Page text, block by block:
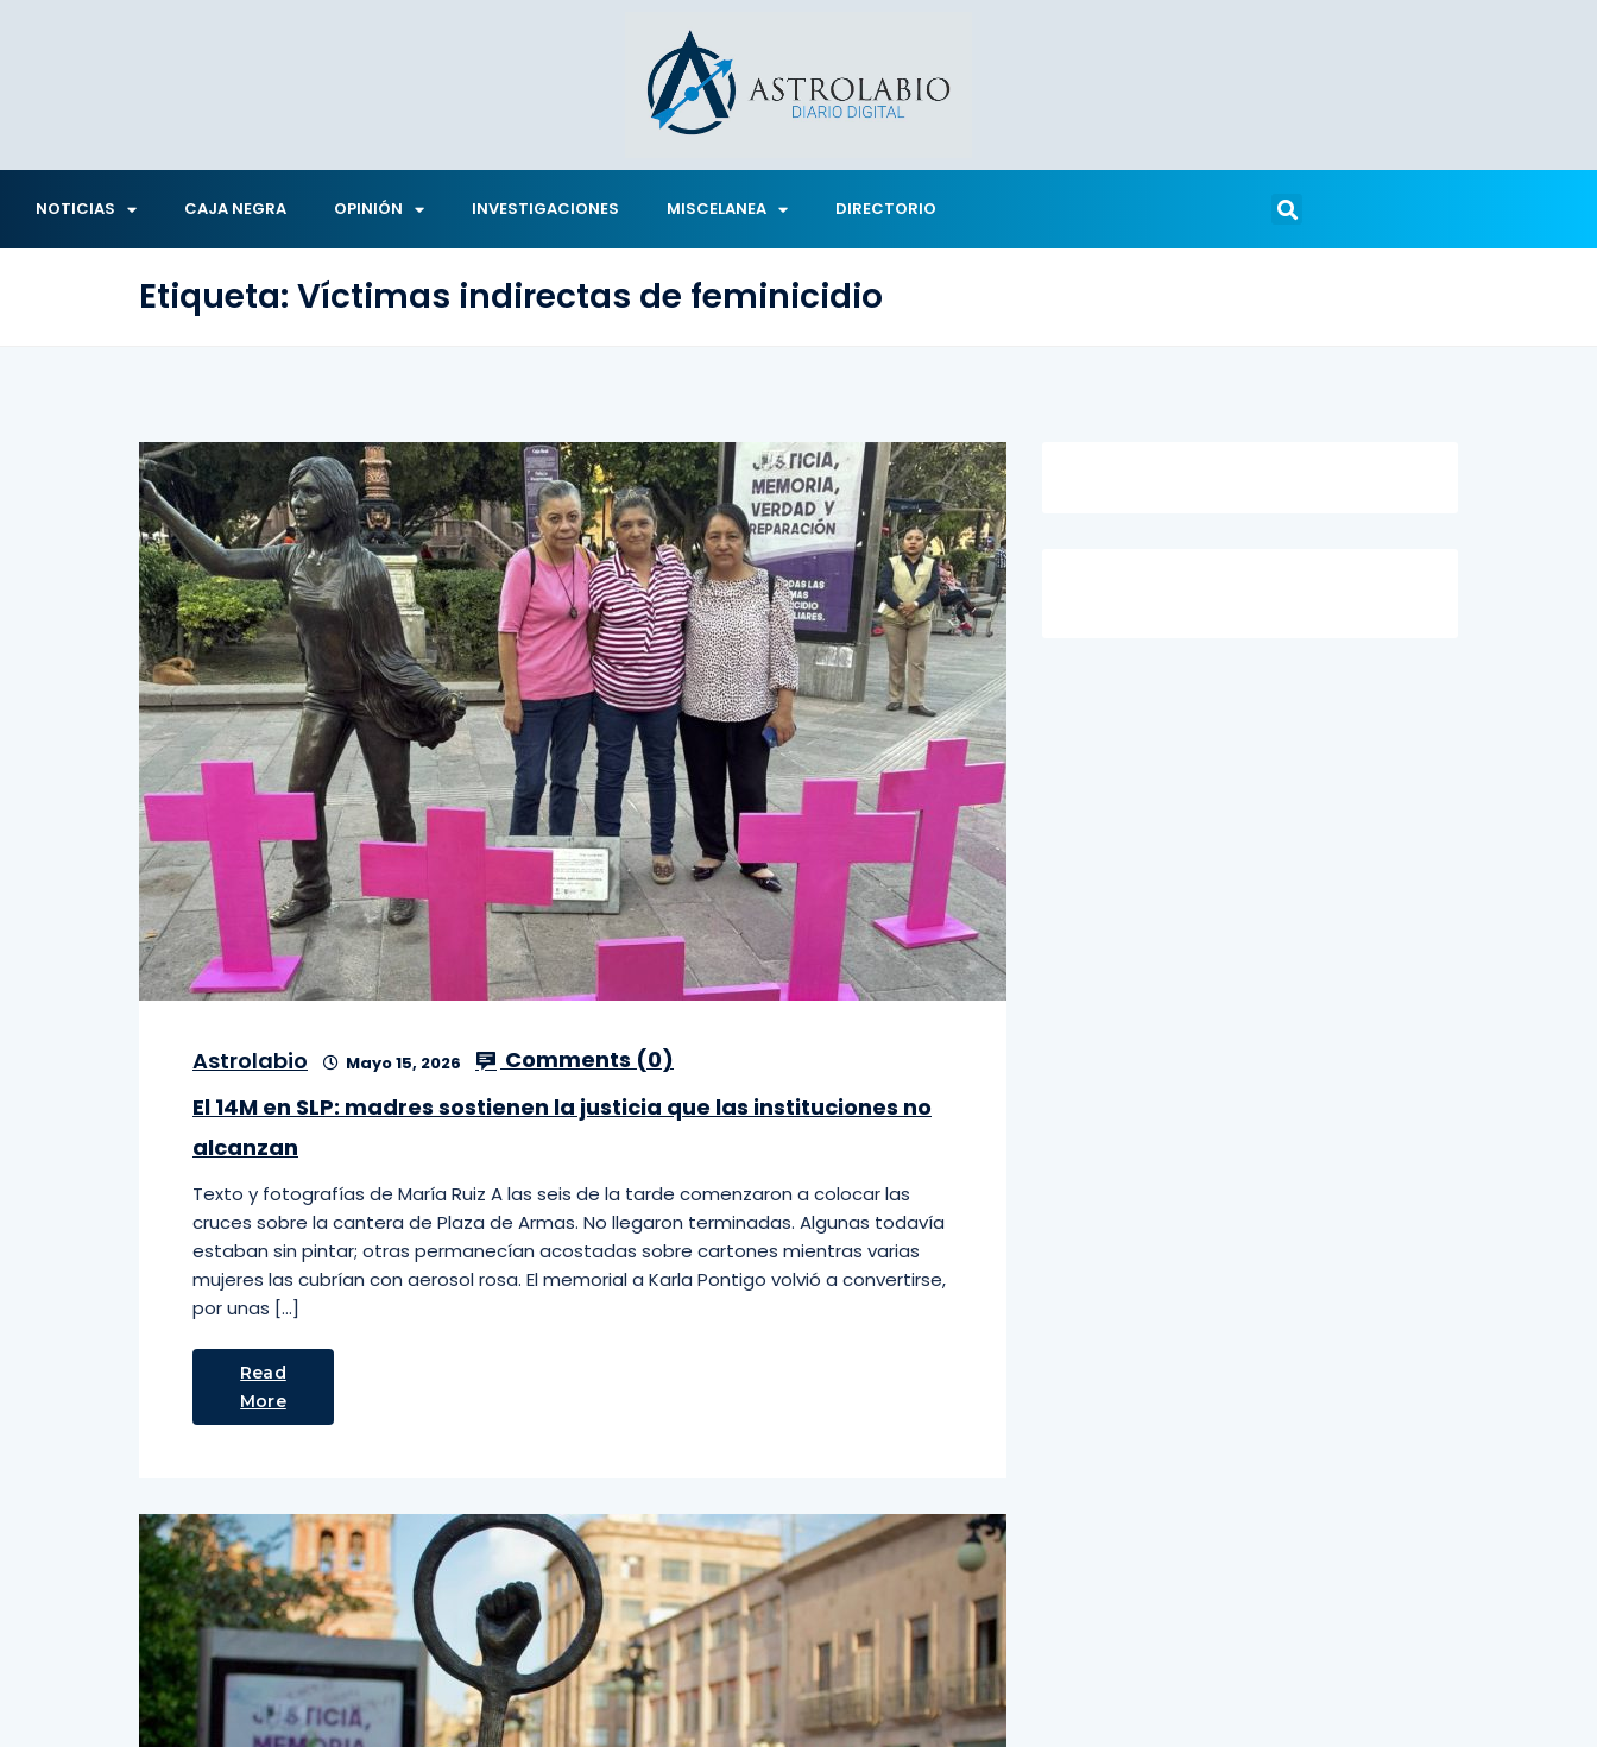
NOTICIAS CAJA NEGRA OPINIÓN INVESTIGACIONES MISCELANEA DIRECTORIO
Etiqueta: Víctimas indirectas de feminicidio
Astrolabio Mayo 15, 2026 Comments (0)
El 14M en SLP: madres sostienen la justicia que las instituciones no
alcanzan
Texto y fotografías de María Ruiz A las seis de la tarde comenzaron a colocar las
cruces sobre la cantera de Plaza de Armas. No llegaron terminadas. Algunas todavía
estaban sin pintar; otras permanecían acostadas sobre cartones mientras varias
mujeres las cubrían con aerosol rosa. El memorial a Karla Pontigo volvió a convertirse,
por unas […]
Read
More